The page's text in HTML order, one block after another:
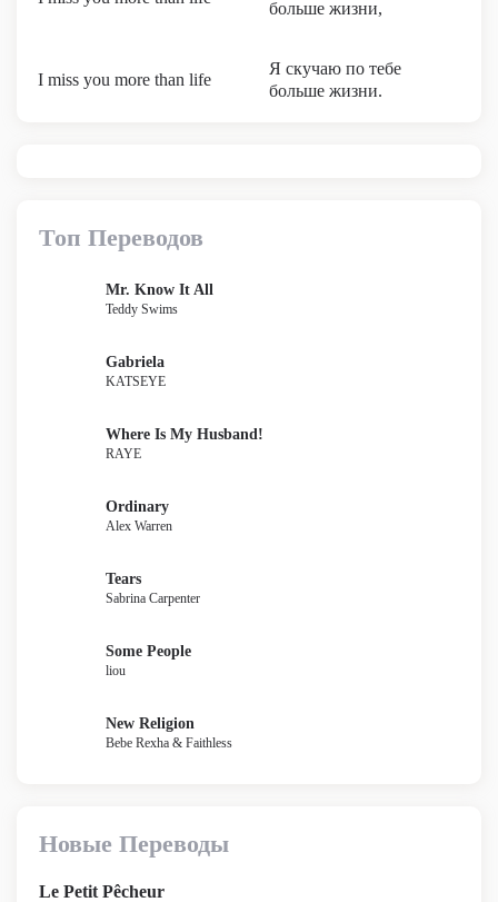
больше жизни,
I miss you more than life
Я скучаю по тебе
больше жизни.
Топ Переводов
Mr. Know It All
Teddy Swims
Gabriela
KATSEYE
Where Is My Husband!
RAYE
Ordinary
Alex Warren
Tears
Sabrina Carpenter
Some People
liou
New Religion
Bebe Rexha & Faithless
Новые Переводы
Le Petit Pêcheur